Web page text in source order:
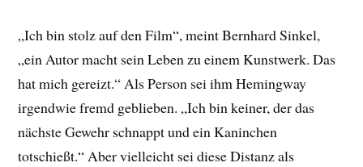
„Ich bin stolz auf den Film“, meint Bernhard Sinkel,
„ein Autor macht sein Leben zu einem Kunstwerk. Das
hat mich gereizt.“ Als Person sei ihm Hemingway
irgendwie fremd geblieben. „Ich bin keiner, der das
nächste Gewehr schnappt und ein Kaninchen
totschießt.“ Aber vielleicht sei diese Distanz als